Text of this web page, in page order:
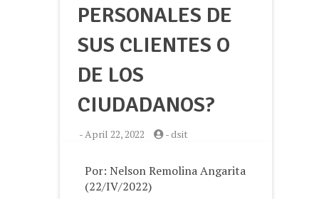
PERSONALES DE
SUS CLIENTES O
DE LOS
CIUDADANOS?
-April 22, 2022 -dsit
Por: Nelson Remolina Angarita
(22/IV/2022)